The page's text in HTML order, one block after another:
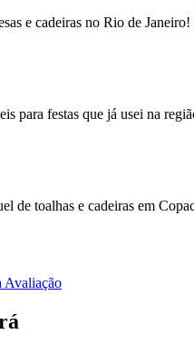
e cadeiras no Rio de
para festas que já usei na
de toalhas e cadeiras em
Avaliação